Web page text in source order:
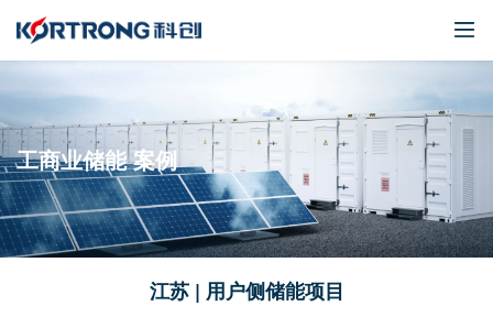
工商业储能 案例
江苏 | 用户侧储能项目